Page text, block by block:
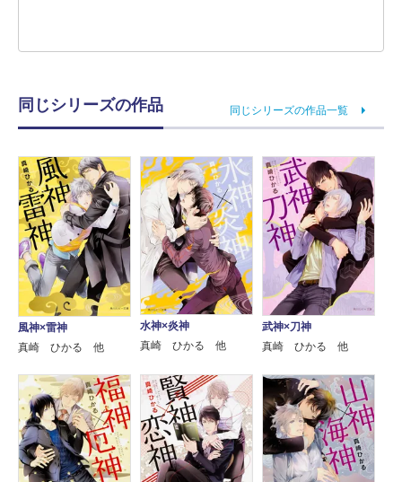
同じシリーズの作品 同じシリーズの作品一覧
風神×雷神
真崎 ひかる 他
水神×炎神
真崎 ひかる 他
武神×刀神
真崎 ひかる 他